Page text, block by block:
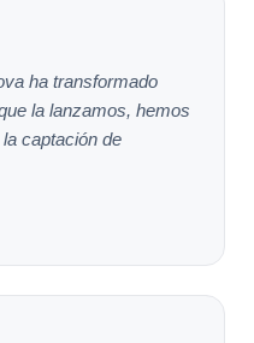
ha transformado
la lanzamos, hemos
captación de